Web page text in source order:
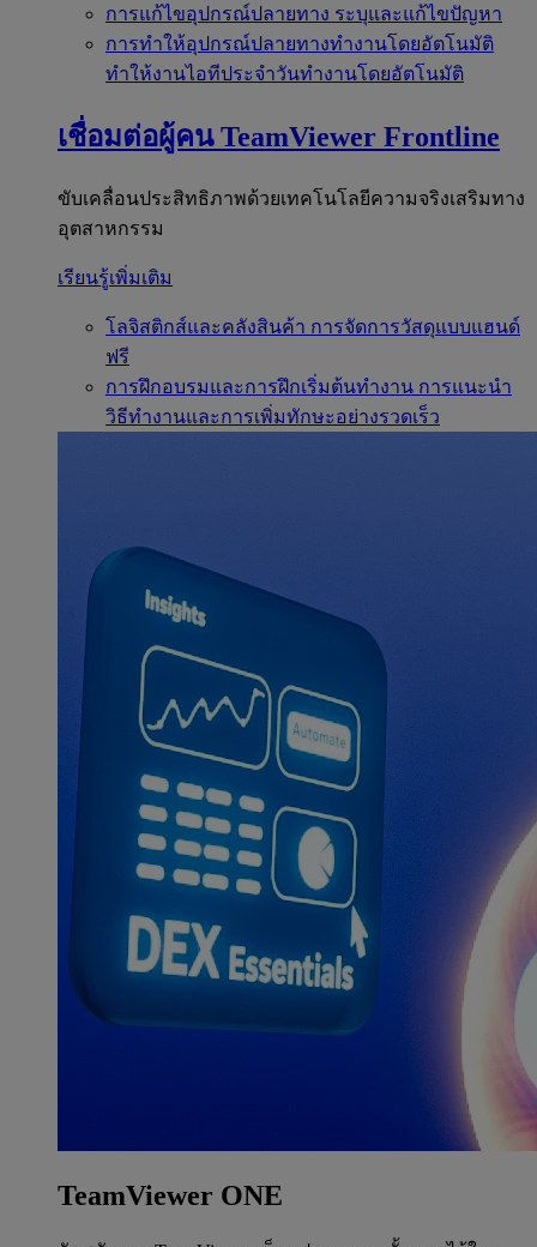
การแก้ไขอุปกรณ์ปลายทาง ระบุและแก้ไขปัญหา
การทำให้อุปกรณ์ปลายทางทำงานโดยอัตโนมัติ
ทำให้งานไอทีประจำวันทำงานโดยอัตโนมัติ
เชื่อมต่อผู้คน TeamViewer Frontline
ขับเคลื่อนประสิทธิภาพด้วยเทคโนโลยีความจริงเสริมทาง
อุตสาหกรรม
เรียนรู้เพิ่มเติม
โลจิสติกส์และคลังสินค้า การจัดการวัสดุแบบแฮนด์
ฟรี
การฝึกอบรมและการฝึกเริ่มต้นทำงาน การแนะนำ
วิธีทำงานและการเพิ่มทักษะอย่างรวดเร็ว
TeamViewer ONE